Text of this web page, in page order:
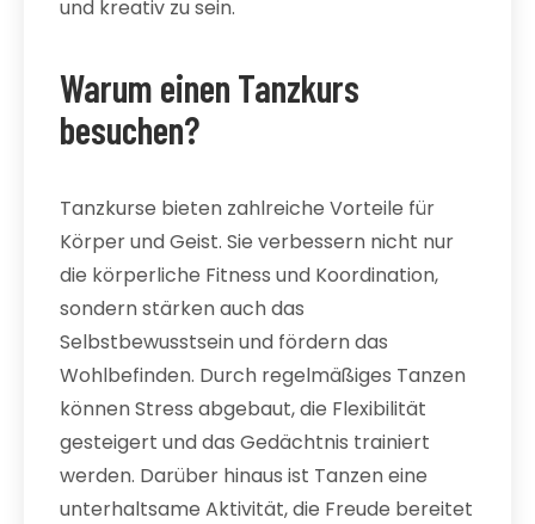
und kreativ zu sein.
Warum einen Tanzkurs
besuchen?
Tanzkurse bieten zahlreiche Vorteile für
Körper und Geist. Sie verbessern nicht nur
die körperliche Fitness und Koordination,
sondern stärken auch das
Selbstbewusstsein und fördern das
Wohlbefinden. Durch regelmäßiges Tanzen
können Stress abgebaut, die Flexibilität
gesteigert und das Gedächtnis trainiert
werden. Darüber hinaus ist Tanzen eine
unterhaltsame Aktivität, die Freude bereitet